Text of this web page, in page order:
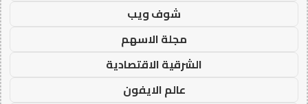
شوف ويب
مجلة الاسهم
الشرقية الاقتصادية
عالم الايفون